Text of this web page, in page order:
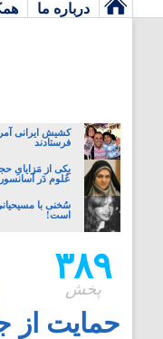
درباره ما
فرستادند
یکی از مَزایایِ
عُلوم دَر
سُخنی با
است!
۳۸۹
پخش
حمایت از